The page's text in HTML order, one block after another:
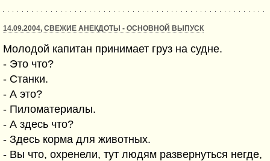
14.09.2004, СВЕЖИЕ АНЕКДОТЫ - ОСНОВНОЙ ВЫПУСК
Молодой капитан принимает груз на судне.
- Это что?
- Станки.
- А это?
- Пиломатериалы.
- А здесь что?
- Здесь корма для животных.
- Вы что, охренели, тут людям развернуться негде,